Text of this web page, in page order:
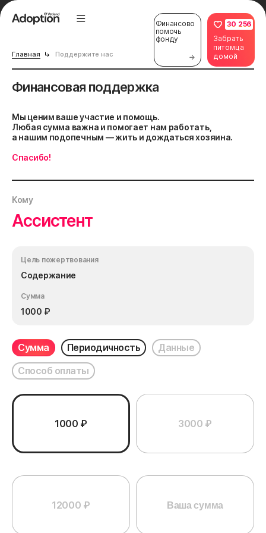
Финансово
помочь
фонду
30 256
Забрать
питомца
домой
Главная Поддержите нас
Финансовая поддержка
Мы ценим ваше участие и помощь.
Любая сумма важна и помогает нам работать,
а нашим подопечным — жить и дождаться хозяина.
Спасибо!
Кому
Ассистент
Цель пожертвования
Содержание
Сумма
1000 ₽
Сумма Периодичность
Данные
Способ оплаты
1000 ₽ 3000 ₽
12000 ₽